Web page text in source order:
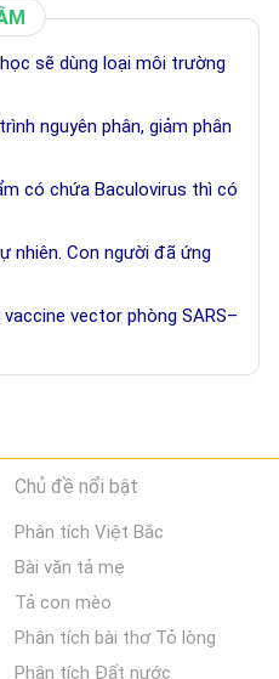
sẽ dùng loại môi trường
nguyên phân, giảm phân
có chứa Baculovirus thì có
nhiên. Con người đã ứng
vector phòng SARS–
Chủ đề nổi bật
Phân tích Việt Bắc
Bài văn tả mẹ
Tả con mèo
Phân tích bài thơ Tỏ lòng
Phân tích Đất nước